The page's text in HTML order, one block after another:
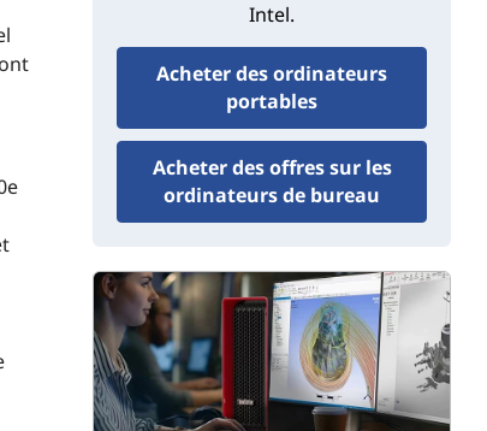
Intel.
Acheter des ordinateurs
portables
Acheter des offres sur les
ordinateurs de bureau